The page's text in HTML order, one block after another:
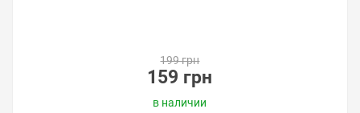
199 грн
159 грн
в наличии